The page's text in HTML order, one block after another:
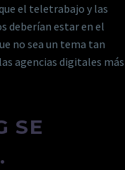
el teletrabajo y las
deberían estar en el
no sea un tema tan
agencias digitales más
SE